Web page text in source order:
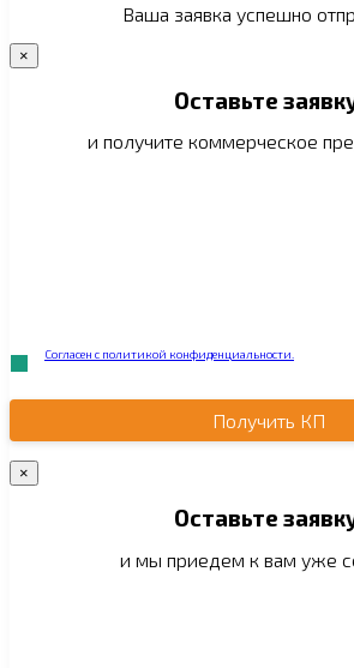
Ваша заявка успешно
×
Оставьте
и получите коммерческое
Согласен с политикой конфиденциальности.
Получить КП
×
Оставьте
и мы приедем к вам уже